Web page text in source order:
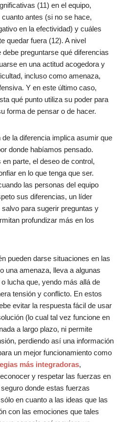
(11) en el equipo,
antes (si no se hace,
en la efectividad) y cuáles
quedar fuera (12). A nivel
preguntarse qué diferencias
en una actitud acogedora y
incluso como amenaza,
Y en este último caso,
qué punto utiliza su poder para
forma de pensar o de hacer.
la diferencia implica asumir que
donde habíamos pensado.
parte, el deseo de control,
en lo que tenga que ser.
las personas del equipo
sus diferencias, un líder
para sugerir preguntas y
profundizar más en los
pueden darse situaciones en las
una amenaza, lleva a algunas
lucha que, yendo más allá de
tensión y conflicto. En estos
evitar la respuesta fácil de usar
(lo cual tal vez funcione en
a largo plazo, ni permite
perdiendo así una información
un mejor funcionamiento como
más integradoras,
y respetar las fuerzas en
donde estas fuerzas
en cuanto a las ideas que las
con las emociones que tales